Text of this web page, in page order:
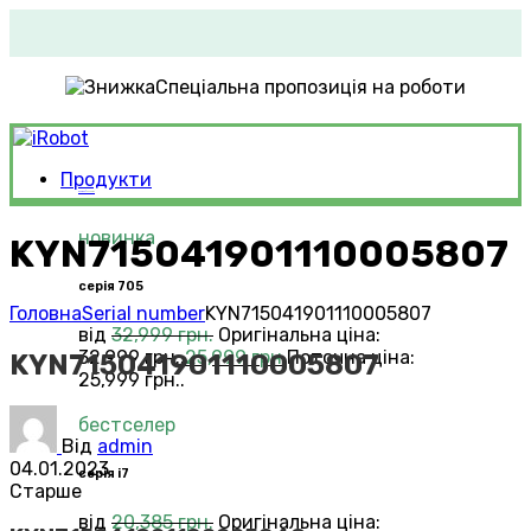
Спеціальна пропозиція на роботи
Продукти
новинка
серія 705
від 32,999грн. Оригінальна ціна:
32,999 грн..25,999грн.Поточна ціна:
25,999 грн..
бестселер
серія i7
від 20,385грн. Оригінальна ціна:
KYN715041901110005807
ГоловнаSerial numberKYN715041901110005807
KYN715041901110005807
Від admin
04.01.2023
Старше